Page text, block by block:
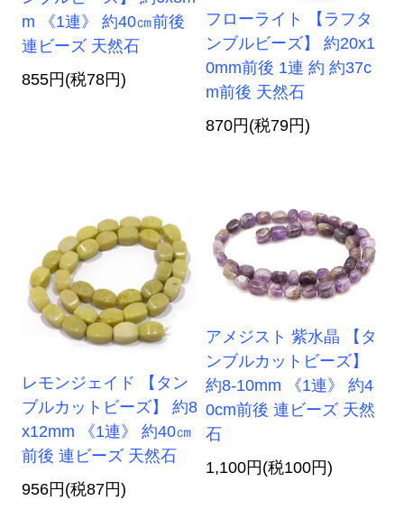
m 《1連》 約40㎝前後
連ビーズ 天然石
855円(税78円)
フローライト 【ラフタ
ンブルビーズ】 約20x1
0mm前後 1連 約 約37c
m前後 天然石
870円(税79円)
レモンジェイド 【タン
ブルカットビーズ】 約8
x12mm 《1連》 約40㎝
前後 連ビーズ 天然石
956円(税87円)
アメジスト 紫水晶 【タ
ンブルカットビーズ】
約8-10mm 《1連》 約4
0cm前後 連ビーズ 天然
石
1,100円(税100円)